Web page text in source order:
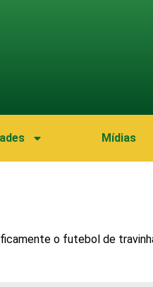
Mídias
o futebol de